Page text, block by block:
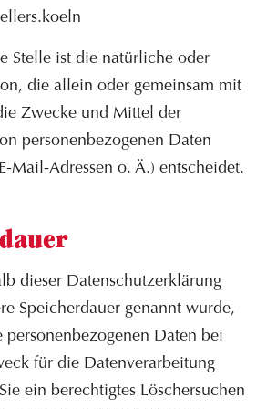
Stelle ist die natürliche oder
die allein oder gemeinsam mit
Zwecke und Mittel der
personenbezogenen Daten
Mail-Adressen o. Ä.) entscheidet.
dieser Datenschutzerklärung
Speicherdauer genannt wurde,
personenbezogenen Daten bei
für die Datenverarbeitung
ein berechtigtes Löschersuchen